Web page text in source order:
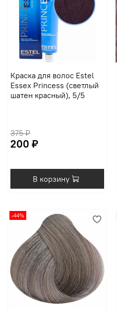
Краска для волос Estel
Essex Princess (светлый
шатен красный), 5/5
375 ₽
200 ₽
В корзину
-44%